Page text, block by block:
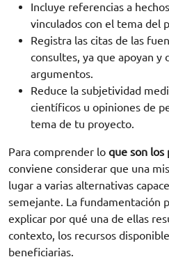
Incluye referencias a
vinculados con el tema del
Registra las citas de las
consultes, ya que apoyan y
argumentos.
Reduce la subjetividad
científicos u opiniones de
tema de tu proyecto.
Para comprender lo que son los
conviene considerar que una
lugar a varias alternativas
semejante. La fundamentación
explicar por qué una de ellas
contexto, los recursos
beneficiarias.